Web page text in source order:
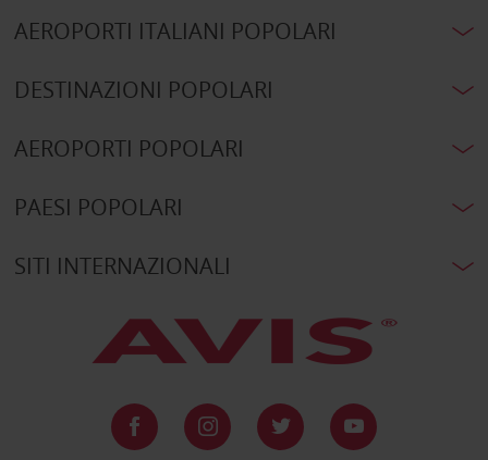
AEROPORTI ITALIANI POPOLARI
DESTINAZIONI POPOLARI
AEROPORTI POPOLARI
PAESI POPOLARI
SITI INTERNAZIONALI